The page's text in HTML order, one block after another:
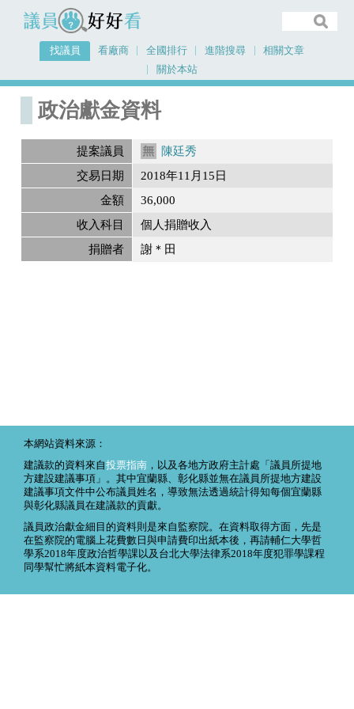
議員好好看
找議員 看廠商 全國排行 進階搜尋
相關文章
關於本站
首頁
政治獻金資料
提案議員
陳廷秀
交易日期
2018年11月15日
金額
36,000
收入科目
個人捐贈收入
捐贈者
謝＊田
本網站資料來源：
建議款的資料來自投票指南 ，以及各地方政府主計處「議員所提地
方建設建議事項」。其中宜蘭縣、彰化縣並無在議員所提地方建設
建議事項文件中公布議員姓名，導致無法透過統計得知每個宜蘭縣
與彰化縣議員在建議款的貢獻。
議員政治獻金細目的資料則是來自監察院。在資料取得方面，先是
在監察院的電腦上花費數日與申請費印出紙本後，再請輔仁大學哲
學系2018年度政治哲學課以及台北大學法律系2018年度犯罪學課程
同學幫忙將紙本資料電子化。